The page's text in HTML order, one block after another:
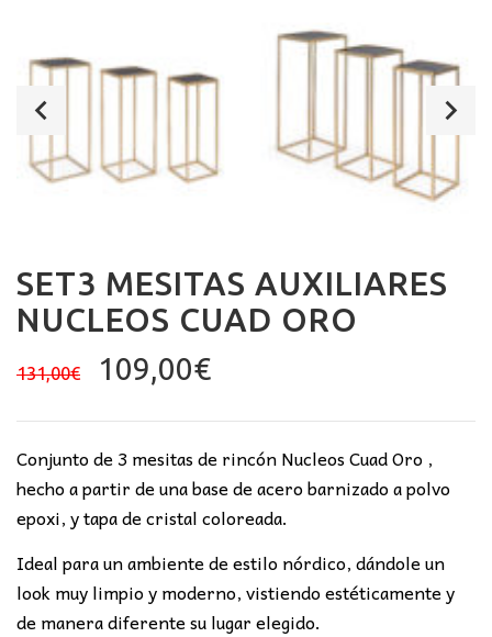
SET3 MESITAS AUXILIARES
NUCLEOS CUAD ORO
131,00€
El
original
era:
131,00€.
109,00€El
actual
es:
109,00€.
Conjunto de 3 mesitas de rincón Nucleos Cuad Oro ,
hecho a partir de una base de acero barnizado a polvo
epoxi, y tapa de cristal coloreada.
Ideal para un ambiente de estilo nórdico, dándole un
look muy limpio y moderno, vistiendo estéticamente y
de manera diferente su lugar elegido.